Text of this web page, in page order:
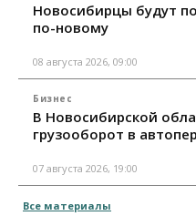
Новосибирцы будут
по-новому
08 августа 2026, 09:00
Бизнес
В Новосибирской
грузооборот в
07 августа 2026, 19:00
Все материалы